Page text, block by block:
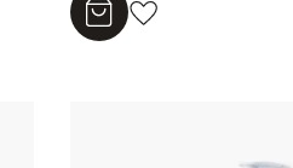
Aggiungi al carrello